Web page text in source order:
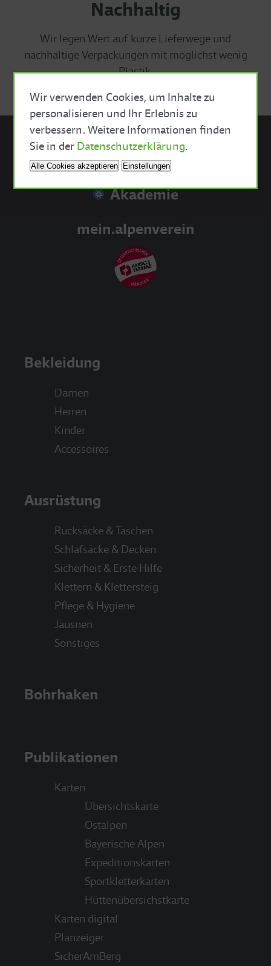
Nachhaltig
Wir legen Wert auf kurze Lieferwege und
nachhaltige Verpackungen mit möglichst wenig
Plastik.
Sektionsshop
Akademie
mein.alpenverein
Bekleidung
Damen
Herren
Kinder
Accessoires
Ausrüstung
Rucksäcke & Taschen
Schlafsäcke & Decken
Sicherheit & Erste Hilfe
Klettern & Klettersteig
Pflege & Hygiene
Jausnen
Sonstiges
Bohrhaken
Publikationen
Karten
Übersichtskarte
Ostalpen
Bayerische Alpen
Expeditionskarten
Sportkletterkarten
Hüttenübersichstkarte
Karten digital
Planzeiger
SicherAmBerg
Close Cookie Bar
Wir verwenden Cookies, um Inhalte zu
personalisieren und Ihr Erlebnis zu
verbessern. Weitere Informationen finden
Sie in der Datenschutzerklärung.
Alle Cookies akzeptieren Einstellungen